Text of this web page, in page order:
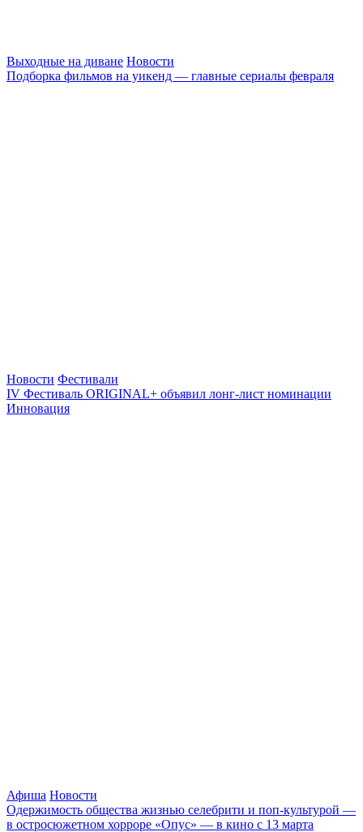
Выходные на диване Новости
Подборка фильмов на уикенд — главные сериалы февраля
Новости Фестивали
IV Фестиваль ORIGINAL+ объявил лонг-лист номинации
Инновация
Афиша Новости
Одержимость общества жизнью селебрити и поп-культурой —
в остросюжетном хорроре «Опус» — в кино с 13 марта